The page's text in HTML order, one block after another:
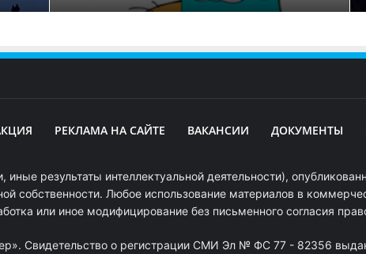
РЕКЛАМА НА САЙТЕ ВАКАНСИИ ДОКУМЕНТЫ
результаты интеллектуальной деятельности),
собственности. Любое использование материалов в
или иное модифицирование без письменного согласия
Свидетельство о регистрации СМИ Эл № ФС 77 - 82356